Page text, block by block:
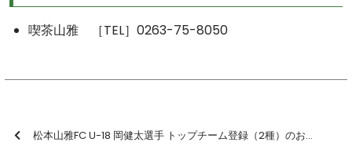
喫茶山雅 ［TEL］0263-75-8050
松本山雅FC U-18 岡健太選手 トップチーム登録（2種）のお知らせ